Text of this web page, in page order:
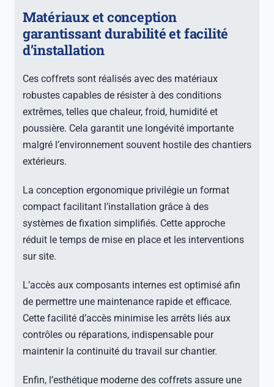
Matériaux et conception
garantissant durabilité et facilité
d’installation
Ces coffrets sont réalisés avec des matériaux
robustes capables de résister à des conditions
extrêmes, telles que chaleur, froid, humidité et
poussière. Cela garantit une longévité importante
malgré l’environnement souvent hostile des chantiers
extérieurs.
La conception ergonomique privilégie un format
compact facilitant l’installation grâce à des
systèmes de fixation simplifiés. Cette approche
réduit le temps de mise en place et les interventions
sur site.
L’accès aux composants internes est optimisé afin
de permettre une maintenance rapide et efficace.
Cette facilité d’accès minimise les arrêts liés aux
contrôles ou réparations, indispensable pour
maintenir la continuité du travail sur chantier.
Enfin, l’esthétique moderne des coffrets assure une